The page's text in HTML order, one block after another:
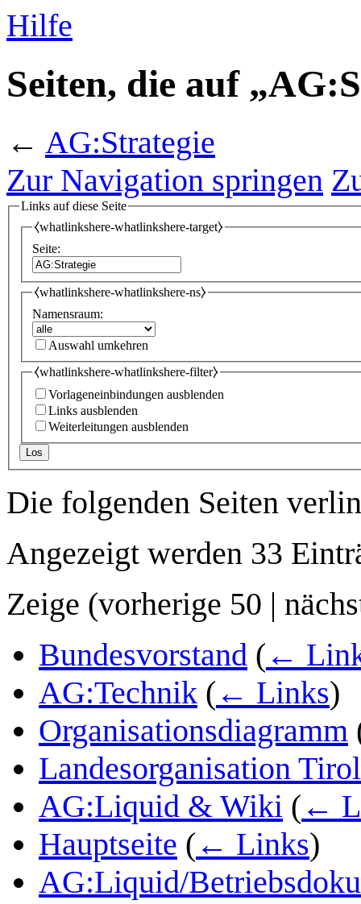
Hilfe
Seiten, die auf
← AG:Strategie
Zur Navigation springen
Links auf diese Seite
⧼whatlinkshere-whatlinkshere-target⧽
Seite:
⧼whatlinkshere-whatlinkshere-ns⧽
Namensraum:
Auswahl umkehren
⧼whatlinkshere-whatlinkshere-filter⧽
Vorlageneinbindungen ausblenden
Links ausblenden
Weiterleitungen ausblenden
Los
Die folgenden Seiten
Angezeigt werden 33
Zeige (vorherige 50 |
Bundesvorstand ( ←
AG:Technik ( ← Links)
Organisationsdiagramm
Landesorganisation Tirol
AG:Liquid & Wiki ( ←
Hauptseite ( ← Links)
AG:Liquid/Betriebsdoku